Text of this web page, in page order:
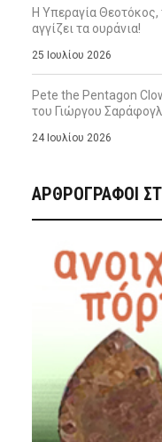
Η Υπεραγία
αγγίζει τα ουράνια!
25 Ιουλίου 2026
Pete the Pentagon
του Γιώργου
24 Ιουλίου 2026
ΑΡΘΡΟΓΡΑΦΟΙ